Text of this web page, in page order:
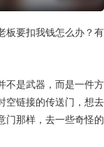
板要扣我钱怎么办？有
不是武器，而是一件方
空链接的传送门，想去
门那样，去一些奇怪的